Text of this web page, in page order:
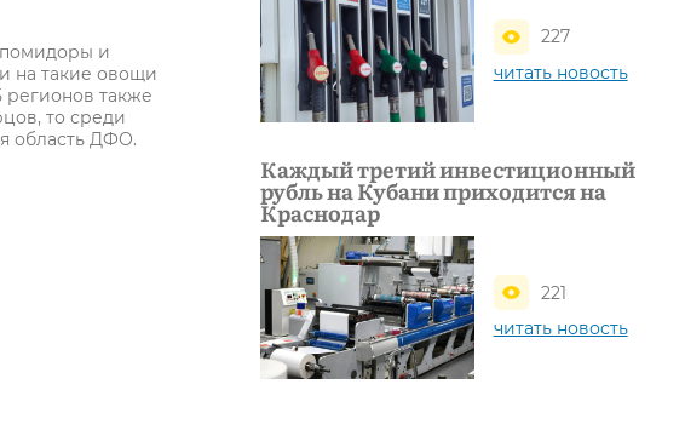
и
на такие овощи
также
то среди
область ДФО.
227
читать новость
Каждый третий инвестиционный
рубль на Кубани приходится на
Краснодар
221
читать новость